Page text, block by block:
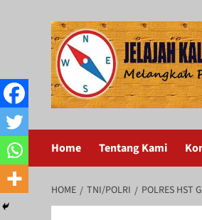
Home Tentang Kami
HOME TNI/POLRI POLRES HST